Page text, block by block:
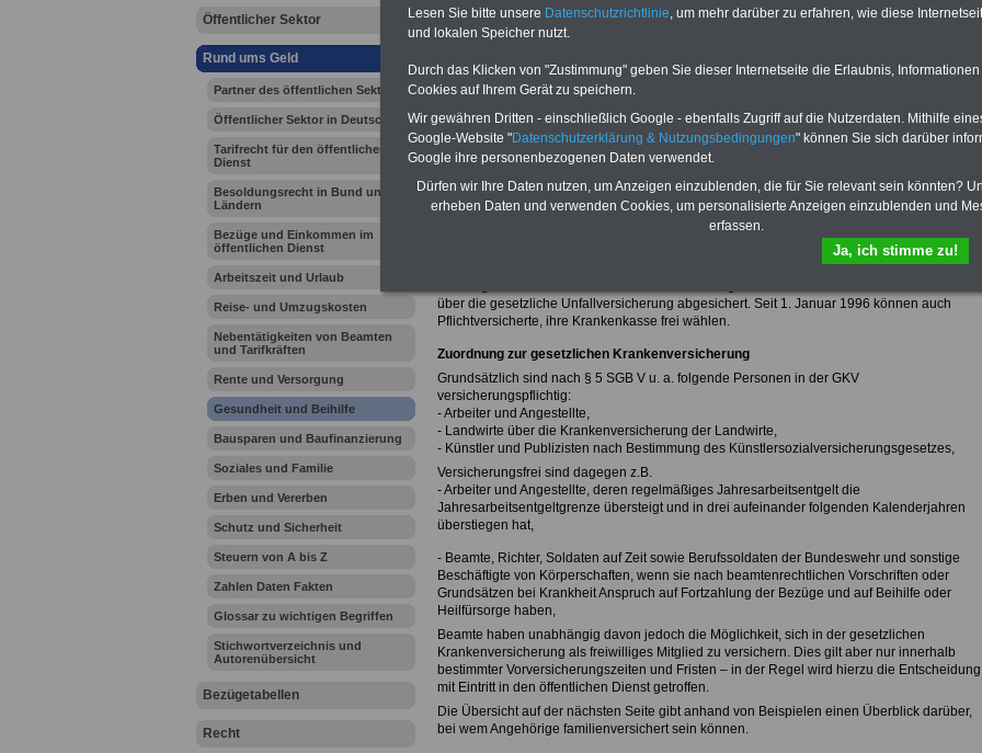
Öffentlicher Sektor
Rund ums Geld
Partner des öffentlichen Sektors
Öffentlicher Sektor in Deutschland
Tarifrecht für den öffentlichen
Dienst
Besoldungsrecht in Bund und
Ländern
Bezüge und Einkommen im
öffentlichen Dienst
Arbeitszeit und Urlaub
Reise- und Umzugskosten
Nebentätigkeiten von Beamten
und Tarifkräften
Rente und Versorgung
Gesundheit und Beihilfe
Bausparen und Baufinanzierung
Soziales und Familie
Erben und Vererben
Schutz und Sicherheit
Steuern von A bis Z
Zahlen Daten Fakten
Glossar zu wichtigen Begriffen
Stichwortverzeichnis und
Autorenübersicht
Bezügetabellen
Recht
Zur Übersicht von "Rund ums Geld"
Die gesetzliche Krankenversicherung (GKV)
Die gesetzliche Krankenversicherung (GKV) ist der älteste Zweig der Sozialversicherung.
Die Grundlagen sind im Wesentlichen im Fünften Sozialgesetzbuch (SGB V) geregelt. Da
neben bestehen Sondersicherungssysteme, wie z. B. die Landwirtschaftlichen
Krankenkassen. Die GKV sichert Versicherte und deren Familien im Krankheitsfall ab und
kommt für die notwendige medizinische Hilfe auf. Sie zahlt ein Krankengeld, wenn der
Arbeitgeber Lohn oder Gehalt während einer Arbeitsunfähigkeit nicht weiterbezahlt (für
Selbständige zum 1. Januar 2009 als Zusatzleistung wählbar). Ausgenommen sind
über die gesetzliche Unfallversicherung abgesichert. Seit 1. Januar 1996 können auch
Pflichtversicherte, ihre Krankenkasse frei wählen.
Zuordnung zur gesetzlichen Krankenversicherung
Grundsätzlich sind nach § 5 SGB V u. a. folgende Personen in der GKV
versicherungspflichtig:
- Arbeiter und Angestellte,
- Landwirte über die Krankenversicherung der Landwirte,
- Künstler und Publizisten nach Bestimmung des Künstlersozialversicherungsgesetzes,
Versicherungsfrei sind dagegen z.B.
- Arbeiter und Angestellte, deren regelmäßiges Jahresarbeitsentgelt die
Jahresarbeitsentgeltgrenze übersteigt und in drei aufeinander folgenden Kalenderjahren
überstiegen hat,
- Beamte, Richter, Soldaten auf Zeit sowie Berufssoldaten der Bundeswehr und sonstige
Beschäftigte von Körperschaften, wenn sie nach beamtenrechtlichen Vorschriften oder
Grundsätzen bei Krankheit Anspruch auf Fortzahlung der Bezüge und auf Beihilfe oder
Heilfürsorge haben,
Beamte haben unabhängig davon jedoch die Möglichkeit, sich in der gesetzlichen
Krankenversicherung als freiwilliges Mitglied zu versichern. Dies gilt aber nur innerhalb
bestimmter Vorversicherungszeiten und Fristen – in der Regel wird hierzu die Entscheidung
mit Eintritt in den öffentlichen Dienst getroffen.
Die Übersicht auf der nächsten Seite gibt anhand von Beispielen einen Überblick darüber,
bei wem Angehörige familienversichert sein können.
Lesen Sie bitte unsere Datenschutzrichtlinie, um mehr darüber zu erfahren, wie diese
und lokalen Speicher nutzt.
Durch das Klicken von "Zustimmung" geben Sie dieser Internetseite die Erlaubnis,
Cookies auf Ihrem Gerät zu speichern.
Wir gewähren Dritten - einschließlich Google - ebenfalls Zugriff auf die Nutzerdaten. Mithilfe
Google-Website "Datenschutzerklärung & Nutzungsbedingungen" können Sie sich darüber
Google ihre personenbezogenen Daten verwendet.
Dürfen wir Ihre Daten nutzen, um Anzeigen einzublenden, die für Sie relevant sein könnten?
erheben Daten und verwenden Cookies, um personalisierte Anzeigen einzublenden und
erfassen.
Ja, ich stimme zu!